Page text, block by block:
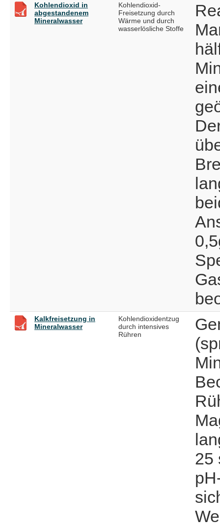
Kohlendioxid in
abgestandenem
Mineralwasser
Kohlendioxid-
Freisetzung durch
Wärme und durch
wasserlösliche Stoffe
Kalkfreisetzung in
Mineralwasser
Kohlendioxidentzug
durch intensives
Rühren
25